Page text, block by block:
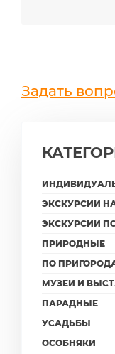
Задать
ЭКСКУРСИИ
ЭКСКУРСИИ
ПРИРОДНЫЕ
ПО
МУЗЕИ И
ПАРАДНЫЕ
УСАДЬБЫ
ОСОБНЯКИ